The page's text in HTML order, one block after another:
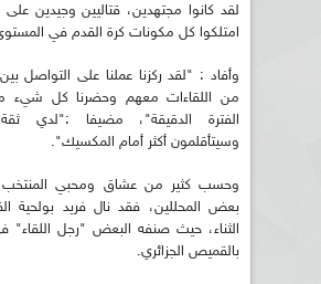
لقد كانوا مجتهدين، قتاليين وجيدين
امتلكوا كل مكونات كرة القدم في
وأفاد : "لقد ركزنا عملنا على التواصل بين
من اللقاءات معهم وحضرنا كل شيء
الفترة الدقيقة"، مضيفا :"لدي
وسيتأقلمون أكثر أمام المكسيك".
وحسب كثير من عشاق ومحبي المنتخب
بعض المحللين، فقد نال فريد بولحية
الثناء، حيث صنفه البعض "رجل
بالقميص الجزائري.